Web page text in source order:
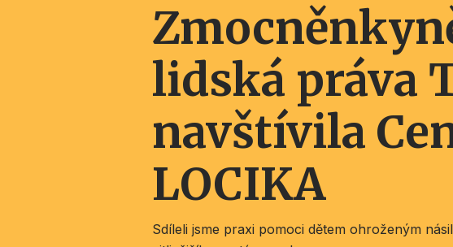
lidská práva
navštívila
LOCIKA
Sdíleli jsme praxi pomoci dětem ohroženým